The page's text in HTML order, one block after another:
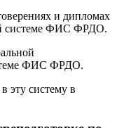
и дипломах
системе ФИС ФРДО.
ФИС ФРДО.
эту систему в